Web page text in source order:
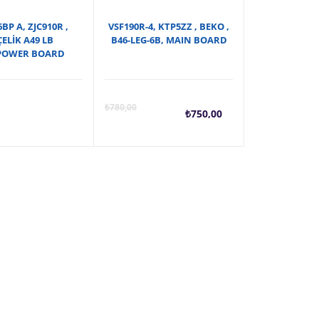
A, ZJC910R ,
A49 LB
BOARD
VSF190R-4, KTP5ZZ , BEKO ,
B46-LEG-6B, MAIN BOARD
₺780,00 ₺750,00
Şu